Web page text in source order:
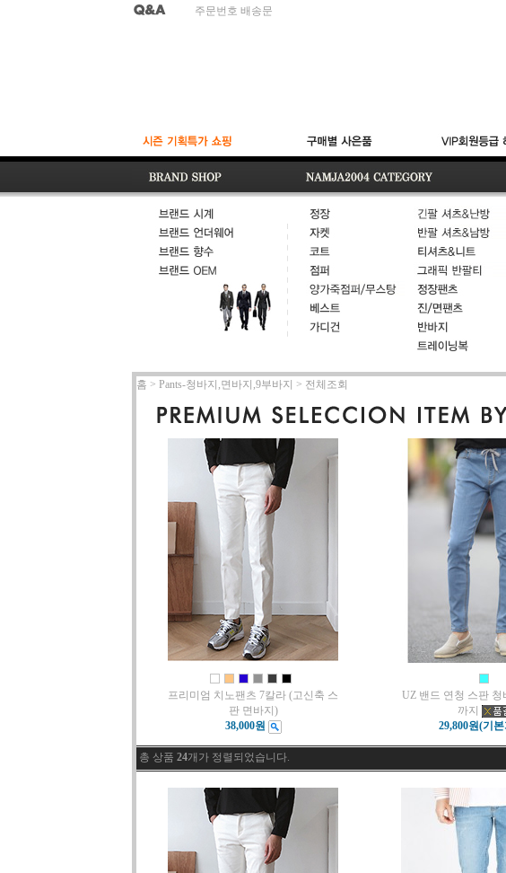
주문번호 배송문
홈 > Pants-청바지,면바지,9부바지 > 전체조회
프리미엄 치노팬츠 7칼라 (고신축 스
판 면바지)
38,000원
UZ 밴드 연청 스판 청
까지
29,800원(기본
총 상품 24개가 정렬되었습니다.